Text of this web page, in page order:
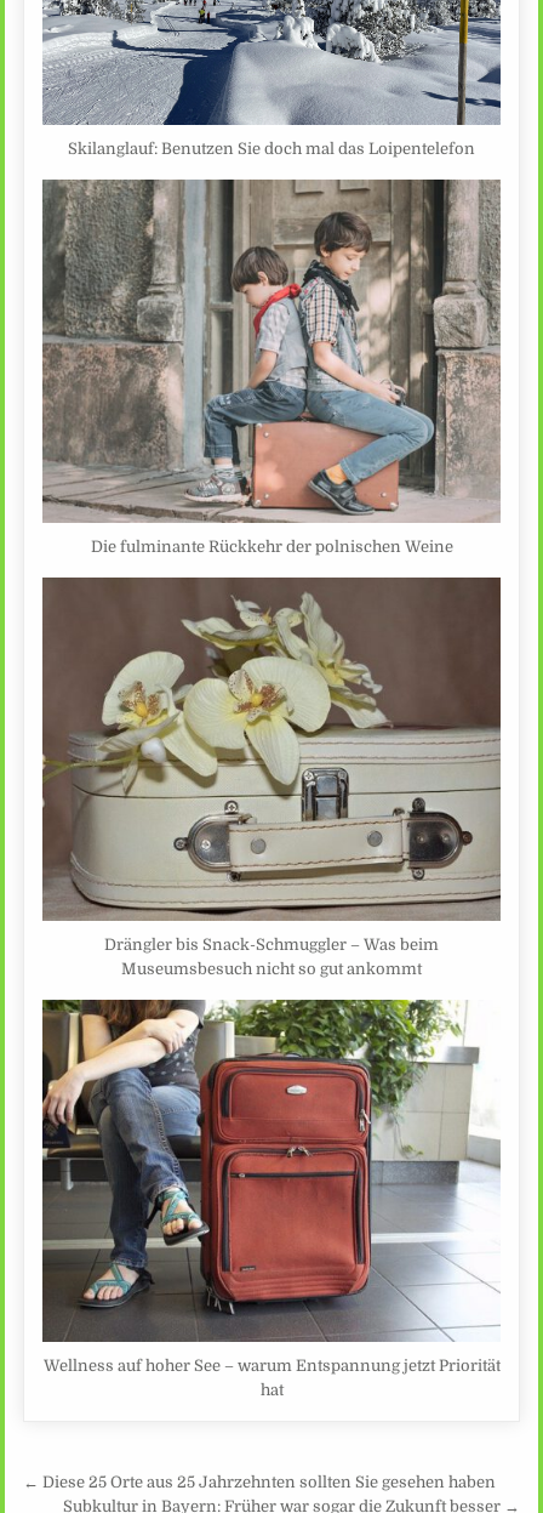
Skilanglauf: Benutzen Sie doch mal das Loipentelefon
Die fulminante Rückkehr der polnischen Weine
Drängler bis Snack-Schmuggler – Was beim
Museumsbesuch nicht so gut ankommt
Wellness auf hoher See – warum Entspannung jetzt Priorität
hat
Beitragsnavigation
← Diese 25 Orte aus 25 Jahrzehnten sollten Sie gesehen haben
Subkultur in Bayern: Früher war sogar die Zukunft besser →